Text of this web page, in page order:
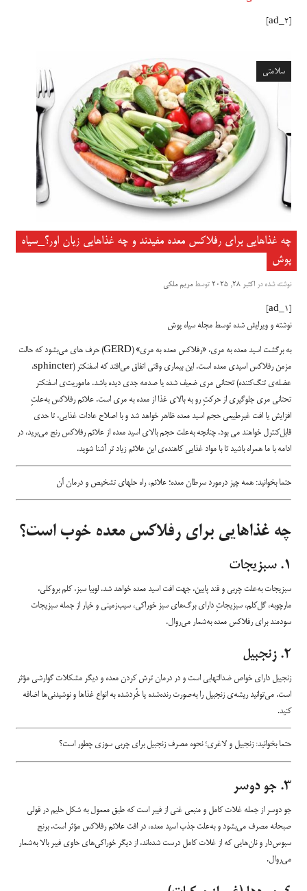
سلامتی
چه غذاهایی برای رفلاکس معده مفیدند و چه غذاهایی زیان اور؟_سیاه
پوش
نوشته شده در اکتبر 28, 2025 توسطمریم ملکی
نوشته و ویرایش شده توسط مجله سیاه پوش
به برگشت اسید معده به مری، «رفلاکس معده به مری» (GERD) حرف های می‌بشود که حالت
مزمن رفلاکس اسیدی معده است. این بیماری وقتی اتفاق می‌افتد که اسفنکتر (sphincter،
عضله‌ی تنگ‌کننده) تحتانی مری ضعیف شده یا صدمه جدی دیده باشد. ماموریت‌ی اسفنکتر
تحتانی مری جلوگیری از حرکتِ رو به بالای غذا از معده به مری است. علائم رفلاکس به‌علتِ
افزایش یا افت غیرطبیعی حجم اسید معده ظاهر خواهد شد و با اصلاح عادات غذایی، تا حدی
قابل‌کنترل خواهند می بود. چنانچه به‌علت حجم بالای اسید معده از علائم رفلاکس رنج می‌برید، در
ادامه با ما همراه باشید تا با مواد غذایی کاهنده‌ی این علائم زیاد تر آشنا شوید.
حتما بخوانید: همه چیز درمورد سرطان معده؛ علائم، راه حلهای تشخیص و درمان آن
چه غذاهایی برای رفلاکس معده خوب است؟
۱. سبزیجات
سبزیجات به‌علت چربی و قند پایین، جهت افت اسید معده خواهد شد. لوبیا سبز، کلم بروکلی،
مارچوبه، گل‌کلم، سبزیجاتِ دارای برگ‌‌های سبز خوراکی، سیب‌زمینی و خیار از جمله سبزیجات
سودمند برای رفلاکس معده به‌شمار می‌روال.
۲. زنجبیل
زنجبیل دارای خواص ضدالتهابی است و در درمان‌‌ ترش کردن معده و دیگر مشکلات گوارشی مؤثر
است. می‌توانید ریشه‌ی زنجبیل را به‌صورت رنده‌شده یا خُردشده به انواع غذاها و نوشیدنی‌ها اضافه
کنید.
حتما بخوانید: زنجبیل و لاغری؛ نحوه مصرف زنجبیل برای چربی سوزی چطور است؟
۳. جو دوسر
جو دوسر از جمله غلات کامل و منبعی غنی از فیبر است که طبق معمول به شکل حلیم در قولی
صبحانه مصرف می‌بشود و به‌علت جذب اسید معده، در افت علائم رفلاکس مؤثر است. برنج
سبوس‌دار و نان‌هایی که از غلات کامل درست شده‌اند، از دیگر خوراکی‌های حاوی فیبر بالا به‌شمار
می‌روال.